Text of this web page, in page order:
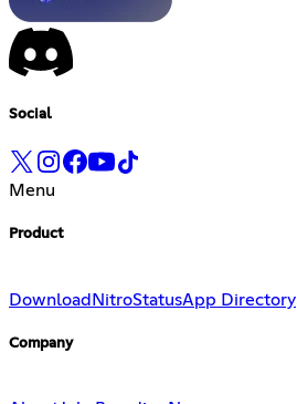
Social
Menu
Product
Download NitroStatusApp Directory
Company